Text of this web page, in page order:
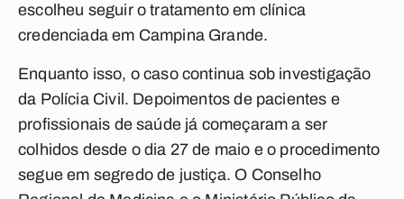
escolheu seguir o tratamento em clínica
credenciada em Campina Grande.
Enquanto isso, o caso continua sob investigação
da Polícia Civil. Depoimentos de pacientes e
profissionais de saúde já começaram a ser
colhidos desde o dia 27 de maio e o procedimento
segue em segredo de justiça. O Conselho